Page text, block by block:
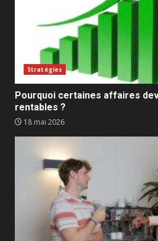
Stratégies
Pourquoi certaines affaires
rentables ?
18 mai 2026